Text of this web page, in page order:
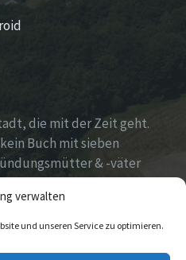
verwalten
und unseren Service zu optimieren.
die mit der Zeit geht.
Buch mit sieben
& -väter
und
!